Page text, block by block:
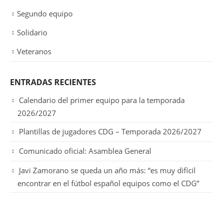
Segundo equipo
Solidario
Veteranos
ENTRADAS RECIENTES
Calendario del primer equipo para la temporada
2026/2027
Plantillas de jugadores CDG – Temporada 2026/2027
Comunicado oficial: Asamblea General
Javi Zamorano se queda un año más: “es muy difícil
encontrar en el fútbol español equipos como el CDG”